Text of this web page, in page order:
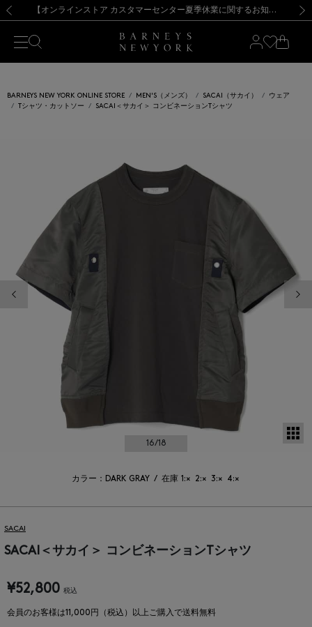
新規登録のお客様も対象！＜MY BARNEYS＞会員のお客様は11,000円（税込）以上のお買上げで常時送料無料！お買い物の際は会員登録を！
【夏季休業に伴う出荷一時停止のお知らせ】(2026.8.7) 【オンラインストア カスタマーセンター夏季休業に関するお知らせ】（2026.8.7）
【夏季休業に伴う返品・交換承り一時停止のお知らせ】（2026.8.5）
熊本県を中心とした地震の影響によるお荷物のお届けについて
【開催中】SUMMER SALEのご案内・ご注意事項 新規登録のお客様も対象！＜MY BARNEYS＞会員のお客様は11,000円（税込）以上のお買上げで常時送料無料！お買い物の際は会員登録を！
【夏季休業に伴う出荷一時停止のお知らせ】(2026.8.7)
BARNEYS NEW YORK ONLINE STORE MEN'S（メンズ） SACAI（サカイ）
ウェア
Tシャツ・カットソー
SACAI＜サカイ＞ コンビネーションTシャツ
前の画像
16/18
カラー：DARK GRAY / 在庫 1:× 2:× 3:× 4:×
SACAI
SACAI＜サカイ＞ コンビネーションTシャツ
¥52,800 税込
会員のお客様は11,000円（税込）以上ご購入で送料無料